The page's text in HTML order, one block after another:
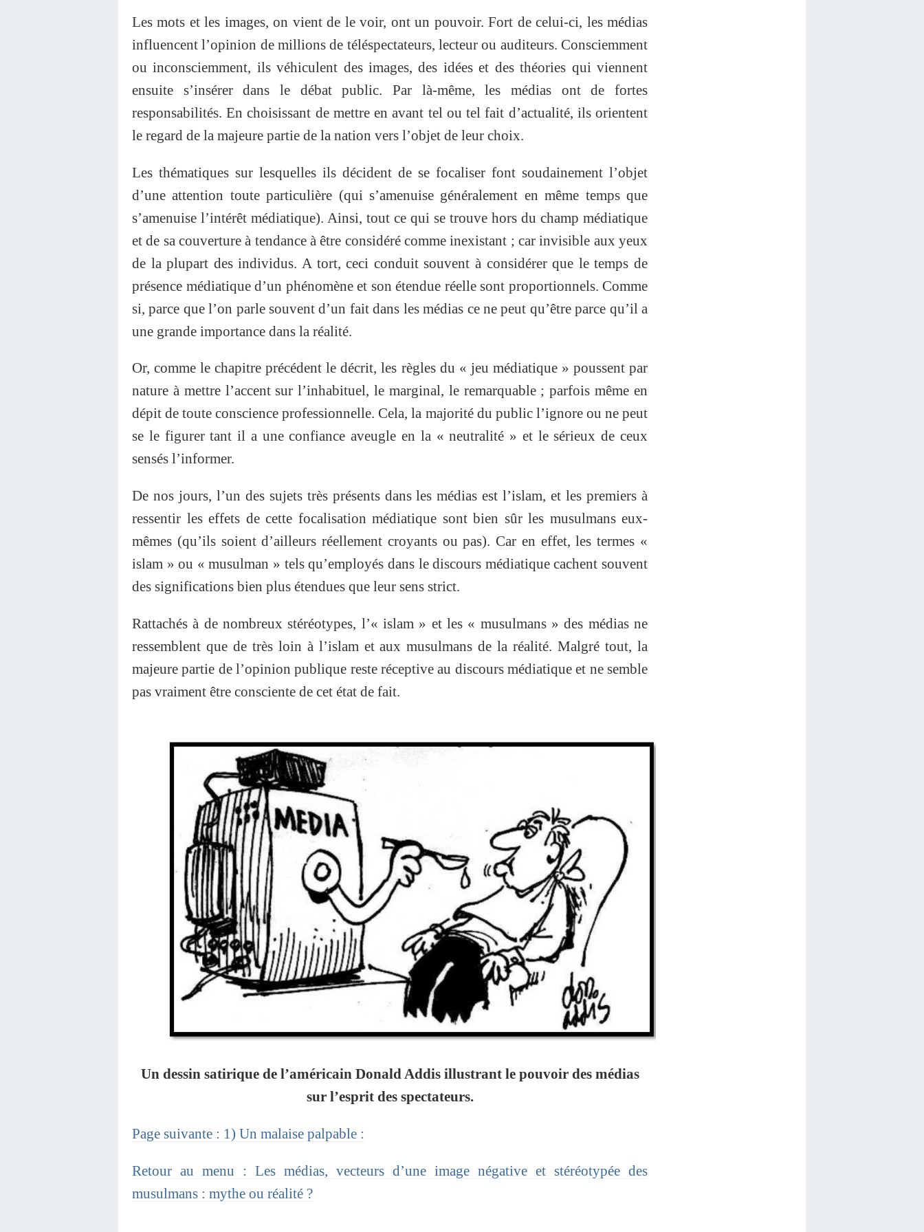
Les mots et les images, on vient de le voir, ont un pouvoir. Fort de celui-ci, les médias
influencent l’opinion de millions de téléspectateurs, lecteur ou auditeurs. Consciemment
ou inconsciemment, ils véhiculent des images, des idées et des théories qui viennent
ensuite s’insérer dans le débat public. Par là-même, les médias ont de fortes
responsabilités. En choisissant de mettre en avant tel ou tel fait d’actualité, ils orientent
le regard de la majeure partie de la nation vers l’objet de leur choix.
Les thématiques sur lesquelles ils décident de se focaliser font soudainement l’objet
d’une attention toute particulière (qui s’amenuise généralement en même temps que
s’amenuise l’intérêt médiatique). Ainsi, tout ce qui se trouve hors du champ médiatique
et de sa couverture à tendance à être considéré comme inexistant ; car invisible aux yeux
de la plupart des individus. A tort, ceci conduit souvent à considérer que le temps de
présence médiatique d’un phénomène et son étendue réelle sont proportionnels. Comme
si, parce que l’on parle souvent d’un fait dans les médias ce ne peut qu’être parce qu’il a
une grande importance dans la réalité.
Or, comme le chapitre précédent le décrit, les règles du « jeu médiatique » poussent par
nature à mettre l’accent sur l’inhabituel, le marginal, le remarquable ; parfois même en
dépit de toute conscience professionnelle. Cela, la majorité du public l’ignore ou ne peut
se le figurer tant il a une confiance aveugle en la « neutralité » et le sérieux de ceux
sensés l’informer.
De nos jours, l’un des sujets très présents dans les médias est l’islam, et les premiers à
ressentir les effets de cette focalisation médiatique sont bien sûr les musulmans eux-
mêmes (qu’ils soient d’ailleurs réellement croyants ou pas). Car en effet, les termes «
islam » ou « musulman » tels qu’employés dans le discours médiatique cachent souvent
des significations bien plus étendues que leur sens strict.
Rattachés à de nombreux stéréotypes, l’« islam » et les « musulmans » des médias ne
ressemblent que de très loin à l’islam et aux musulmans de la réalité. Malgré tout, la
majeure partie de l’opinion publique reste réceptive au discours médiatique et ne semble
pas vraiment être consciente de cet état de fait.
Un dessin satirique de l’américain Donald Addis illustrant le pouvoir des médias
sur l’esprit des spectateurs.
Page suivante : 1) Un malaise palpable :
Retour au menu : Les médias, vecteurs d’une image négative et stéréotypée des
musulmans : mythe ou réalité ?